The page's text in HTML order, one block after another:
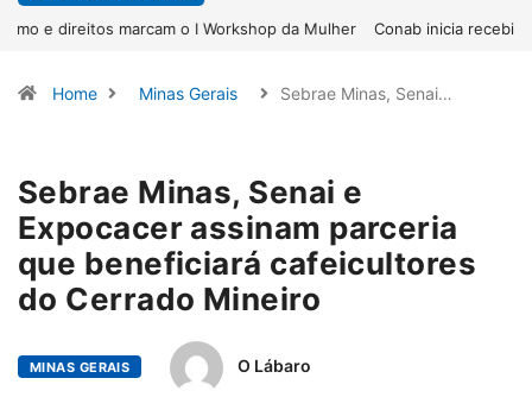
Conab inicia recebimento de documentos para solicitação do
Home Minas Gerais Sebrae Minas, Senai…
Sebrae Minas, Senai e
Expocacer assinam parceria
que beneficiará cafeicultores
do Cerrado Mineiro
MINAS GERAIS O Lábaro